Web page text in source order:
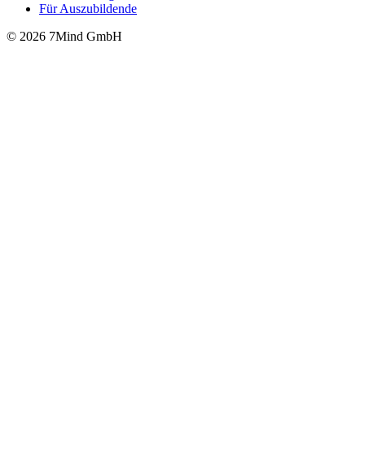
Für Auszubildende
© 2026 7Mind GmbH